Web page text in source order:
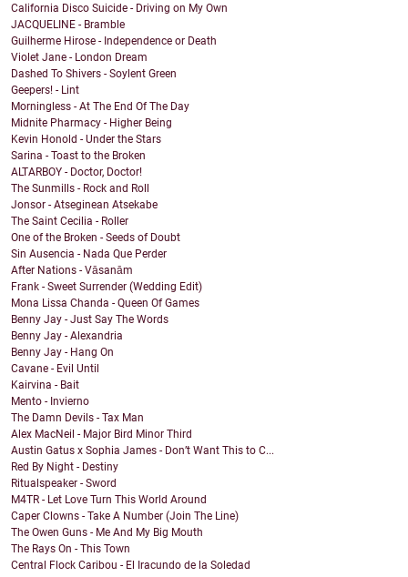
California Disco Suicide - Driving on My Own
JACQUELINE - Bramble
Guilherme Hirose - Independence or Death
Violet Jane - London Dream
Dashed To Shivers - Soylent Green
Geepers! - Lint
Morningless - At The End Of The Day
Midnite Pharmacy - Higher Being
Kevin Honold - Under the Stars
Sarina - Toast to the Broken
ALTARBOY - Doctor, Doctor!
The Sunmills - Rock and Roll
Jonsor - Atseginean Atsekabe
The Saint Cecilia - Roller
One of the Broken - Seeds of Doubt
Sin Ausencia - Nada Que Perder
After Nations - Vāsanām
Frank - Sweet Surrender (Wedding Edit)
Mona Lissa Chanda - Queen Of Games
Benny Jay - Just Say The Words
Benny Jay - Alexandria
Benny Jay - Hang On
Cavane - Evil Until
Kairvina - Bait
Mento - Invierno
The Damn Devils - Tax Man
Alex MacNeil - Major Bird Minor Third
Austin Gatus x Sophia James - Don’t Want This to C...
Red By Night - Destiny
Ritualspeaker - Sword
M4TR - Let Love Turn This World Around
Caper Clowns - Take A Number (Join The Line)
The Owen Guns - Me And My Big Mouth
The Rays On - This Town
Central Flock Caribou - El Iracundo de la Soledad